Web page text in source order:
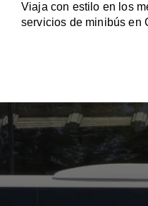
Viaja con estilo en los
servicios de minibús en